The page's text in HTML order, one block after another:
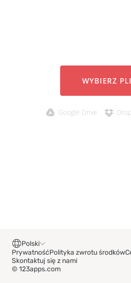
WYBIERZ
Google Drive
© 123apps.com
PrywatnośćPolityka zwrotu środków
Skontaktuj się z nami
Polski